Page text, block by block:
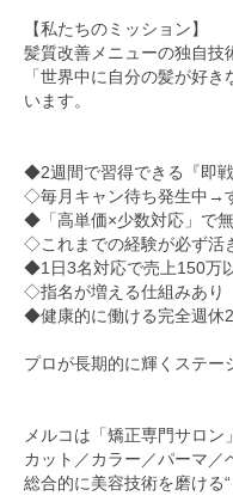
【私たちのミッション】
髪質改善メニューの独自技
「世界中に自分の髪が好
います。
◆2週間で習得できる『即戦
◇毎月キャン待ち発生中→
◆「高単価×少数対応」で
◇これまでの経験が必ず活
◆1日3名対応で売上150万
◇指名が増える仕組みあり
◆健康的に働ける完全週休
プロが長期的に輝くステー
メルコは「矯正専門サロン
カット／カラー／パーマ／
総合的に美容技術を磨ける“